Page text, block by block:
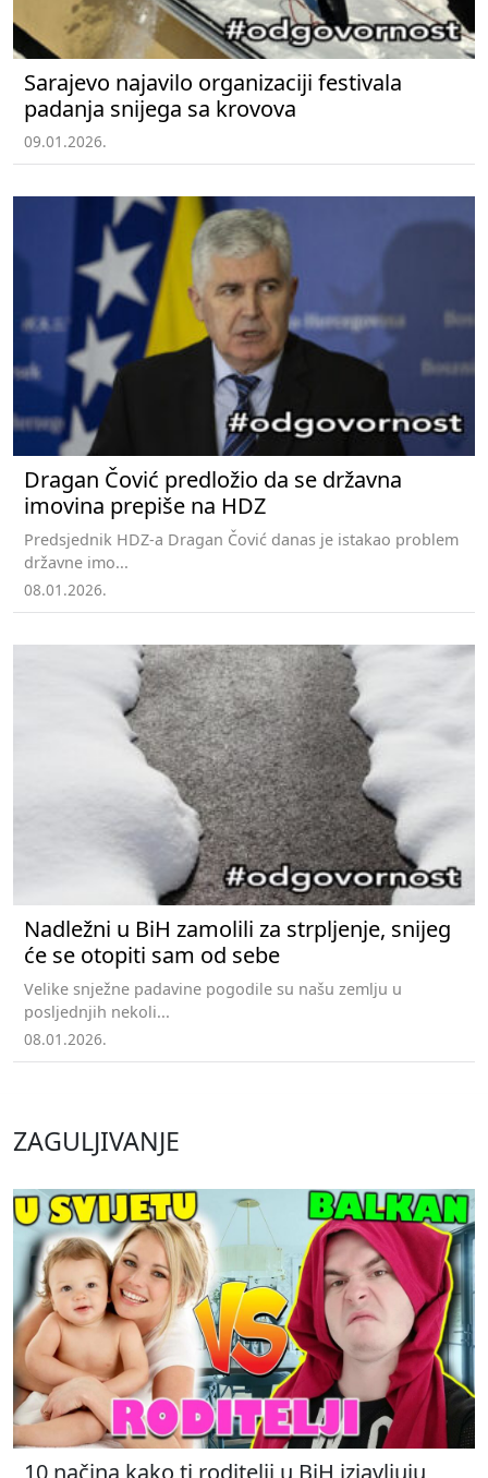
Sarajevo najavilo organizaciji festivala
padanja snijega sa krovova
09.01.2026.
Dragan Čović predložio da se državna
imovina prepiše na HDZ
Predsjednik HDZ-a Dragan Čović danas je istakao problem
državne imo...
08.01.2026.
Nadležni u BiH zamolili za strpljenje, snijeg
će se otopiti sam od sebe
Velike snježne padavine pogodile su našu zemlju u
posljednjih nekoli...
08.01.2026.
ZAGULJIVANJE